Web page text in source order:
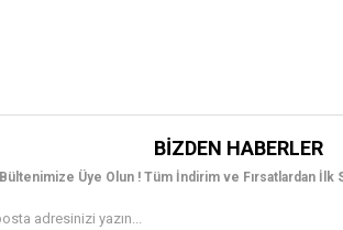
BIZDEN HABERLER
Bültenimize Üye Olun ! Tüm İndirim ve Fırsatlardan İlk